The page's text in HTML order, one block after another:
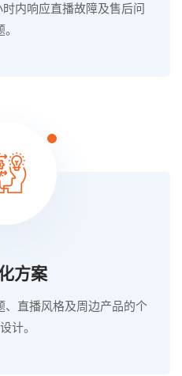
内响应直播故障及售后问
方案
直播风格及周边产品的个
计。